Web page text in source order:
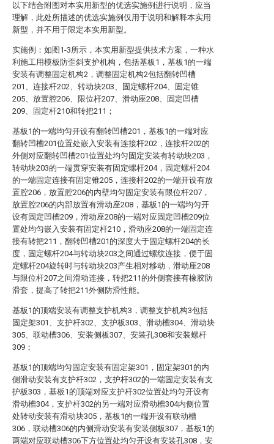
以下结合附图对本实用新型的优选实施例进行说明，应当
理解，此处所描述的优选实施例仅用于说明和解释本实用
新型，并不用于限定本实用新型。
实施例：如图1-3所示，本实用新型提供技术方案，一种水
利施工用模板防歪斜支护机构，包括基板1，基板1的一端
安装有调整固定机构2，调整固定机构2包括翻转凹槽
201、连接杆202、转动块203、固定螺杆204、固定锥
205、放置腔206、限位杆207、滑动座208、固定凹槽
209、固定杆210和转把211；
基板1的一端均匀开设有翻转凹槽201，基板1的一端对应
翻转凹槽201位置处嵌入安装有连接杆202，连接杆202的
外侧对应翻转凹槽201位置处均匀固定安装有转动块203，
转动块203的一端贯穿安装有固定螺杆204，固定螺杆204
的一端固定连接有固定锥205，连接杆202的一端开设有放
置腔206，放置腔206的内壁均匀固定安装有限位杆207，
放置腔206的内部放置有滑动座208，基板1的一端均匀开
设有固定凹槽209，滑动座208的一端对应固定凹槽209位
置处均匀嵌入安装有固定杆210，滑动座208的一端固定连
接有转把211，翻转凹槽201的深度大于固定螺杆204的长
度，固定螺杆204与转动块203之间通过螺纹连接，便于固
定螺杆204旋转时与转动块203产生相对移动，滑动座208
与限位杆207之间滑动连接，转把211的外侧套接有橡胶防
滑套，提高了转把211外侧防滑性能。
基板1的顶端安装有调整支护机构3，调整支护机构3包括
固定架301、支护杆302、支护板303、滑动槽304、滑动块
305、联动槽306、安装侧板307、安装孔308和安装螺杆
309；
基板1的顶端均匀固定安装有固定架301，固定架301的内
侧滑动安装有支护杆302，支护杆302的一端固定安装有支
护板303，基板1的顶端对应支护杆302位置处均匀开设有
滑动槽304，支护杆302的另一端对应滑动槽304内侧位置
处转动安装有滑动块305，基板1的一端开设有联动槽
306，联动槽306的内侧滑动安装有安装侧板307，基板1的
两端对应联动槽306下方位置处均匀开设有安装孔308，安